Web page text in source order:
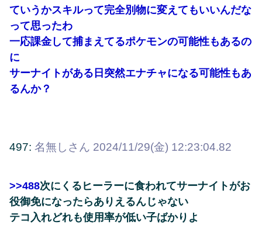
ていうかスキルって完全別物に変えてもいいんだな
って思ったわ
一応課金して捕まえてるポケモンの可能性もあるの
に
サーナイトがある日突然エナチャになる可能性もあ
るんか？
497: 名無しさん 2024/11/29(金) 12:23:04.82
>>488次にくるヒーラーに食われてサーナイトがお
役御免になったらありえるんじゃない
テコ入れどれも使用率が低い子ばかりよ